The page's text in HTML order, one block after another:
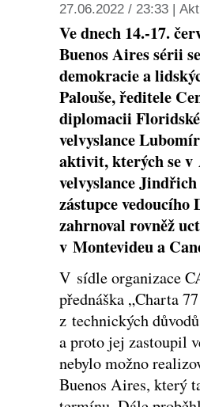
27.06.2022 / 23:33 |
Ve dnech 14.-17.
Buenos Aires sérii
demokracie a
Palouše, ředitele
diplomacii
velvyslance
aktivit, kterých se v
velvyslance
zástupce
zahrnoval rovněž
v Montevideu a
V sídle organizace
přednáška „Charta
z technických
a proto jej zastoupil
nebylo možno
Buenos Aires, který